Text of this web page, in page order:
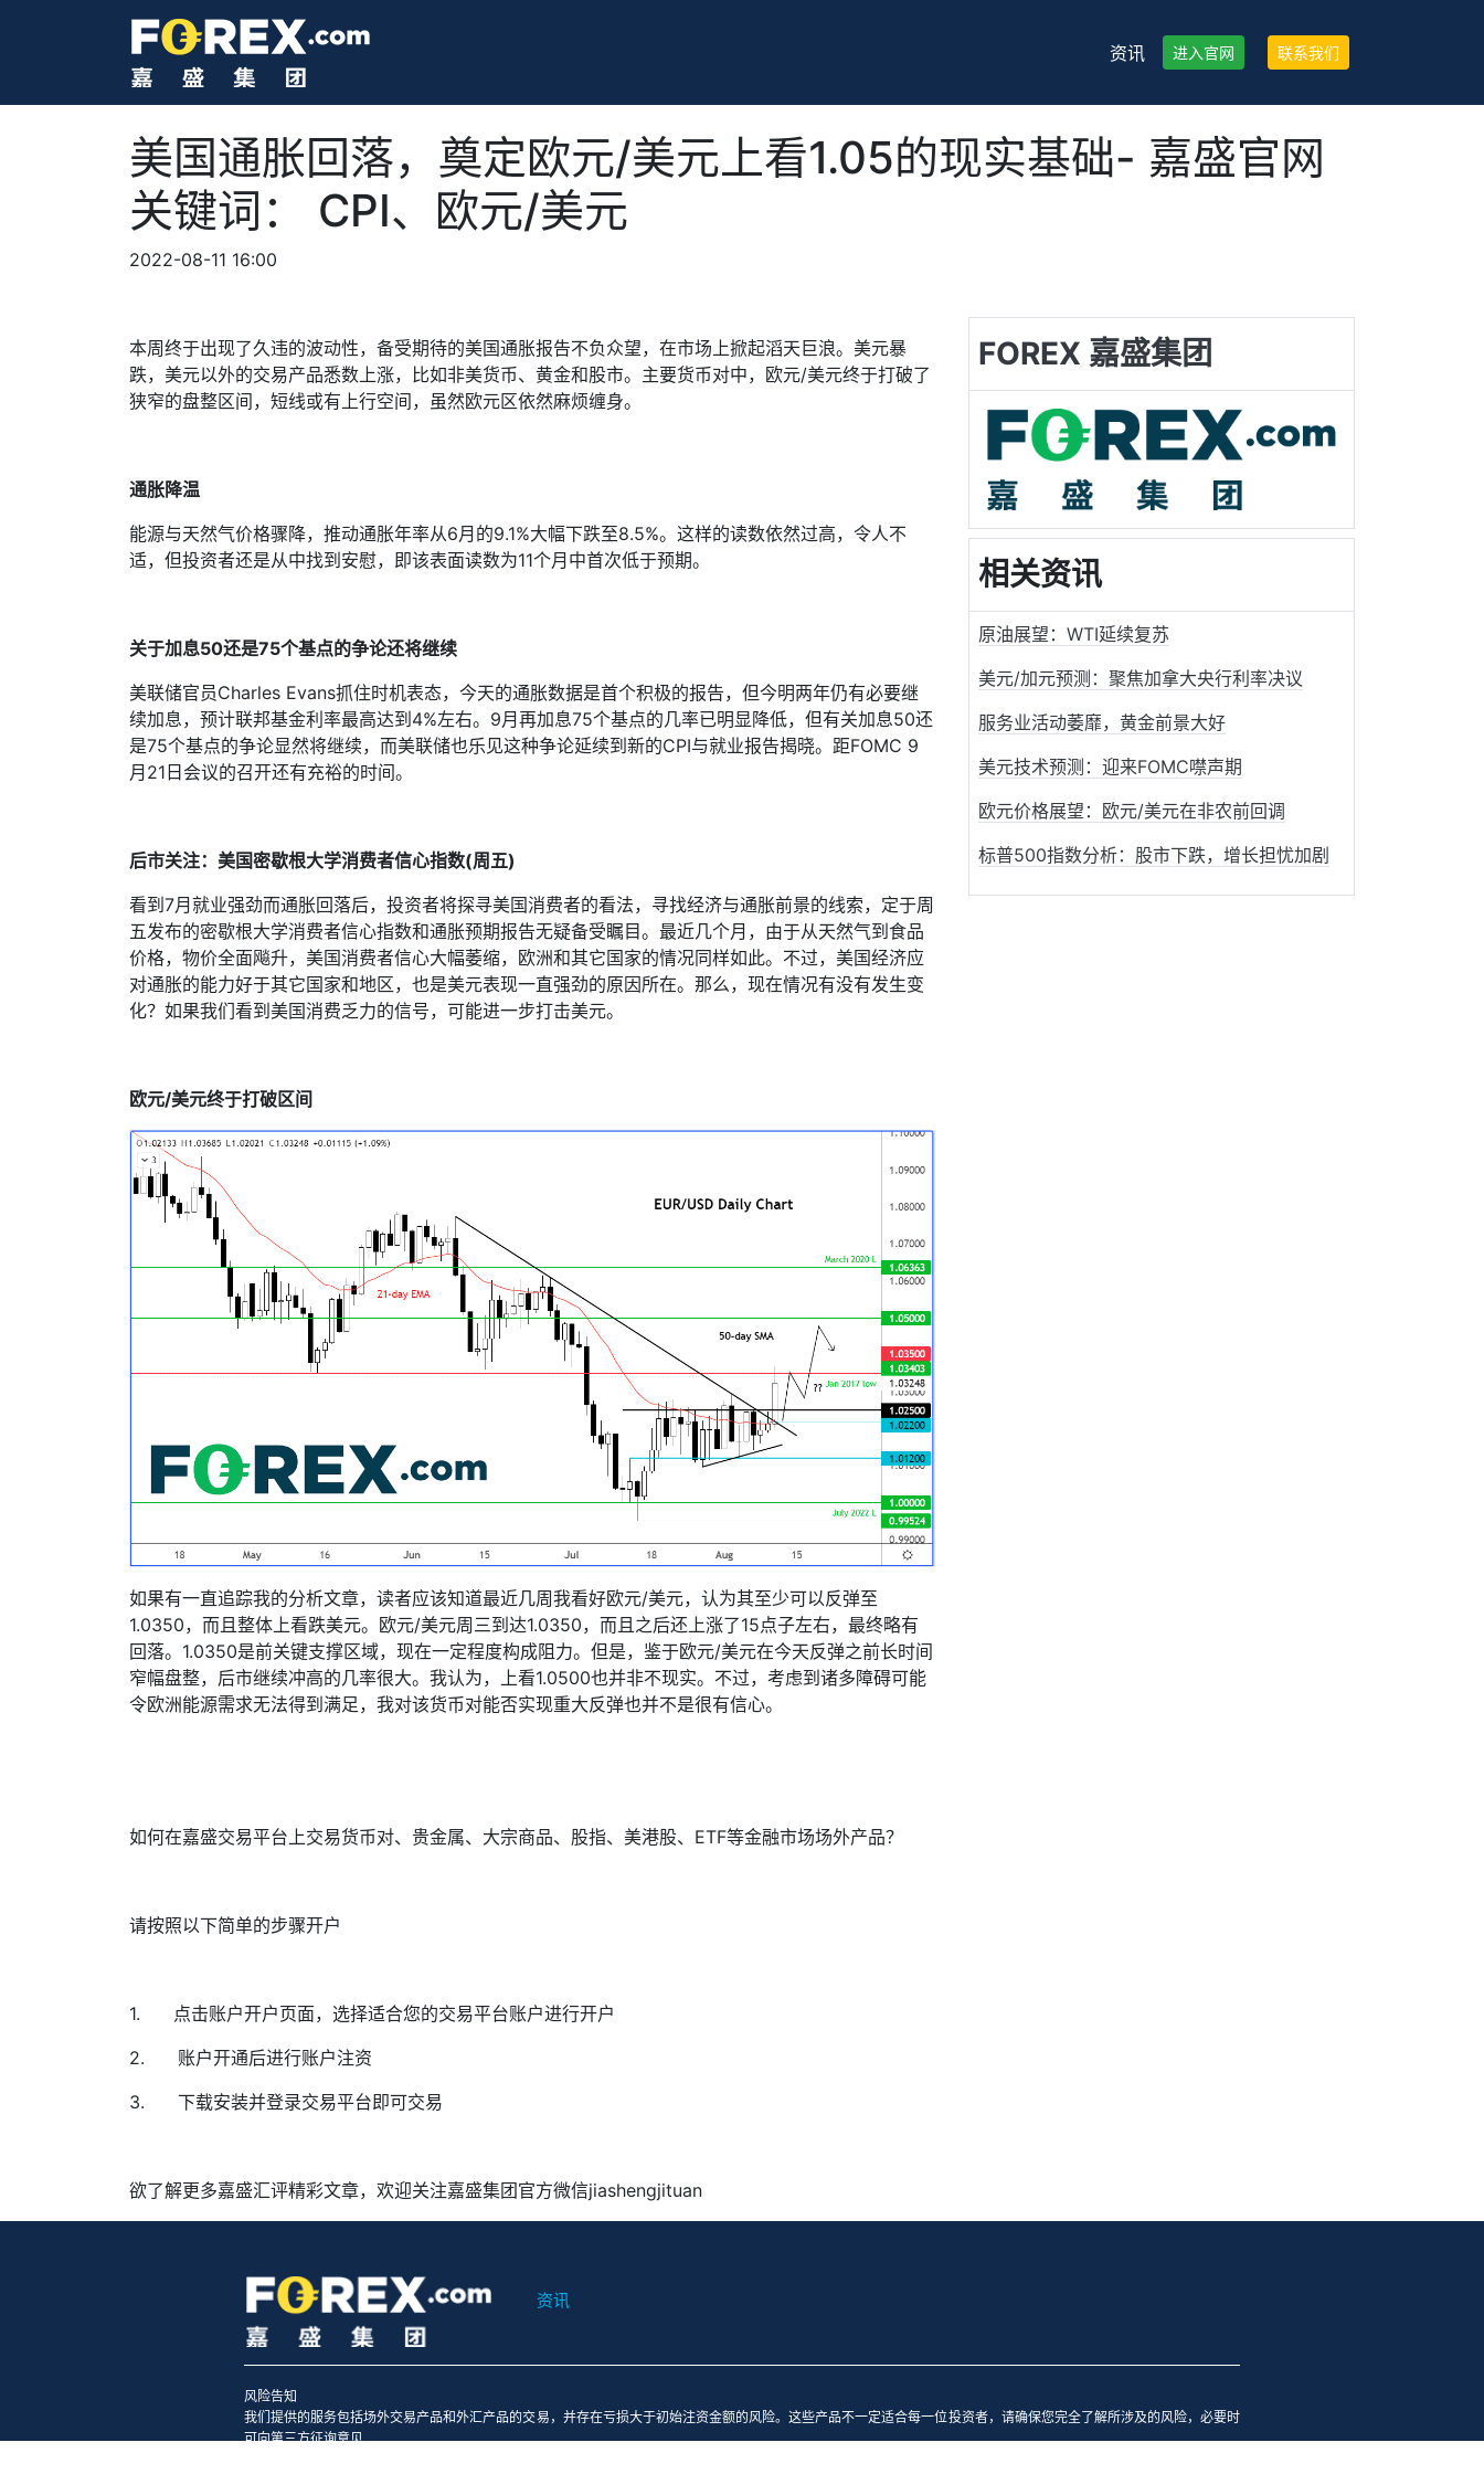
资讯 进入官网 联系我们
美国通胀回落，奠定欧元/美元上看1.05的现实基础- 嘉盛官网
关键词： CPI、欧元/美元
2022-08-11 16:00
本周终于出现了久违的波动性，备受期待的美国通胀报告不负众望，在市场上掀起滔天巨浪。美元暴
跌，美元以外的交易产品悉数上涨，比如非美货币、黄金和股市。主要货币对中，欧元/美元终于打破了
狭窄的盘整区间，短线或有上行空间，虽然欧元区依然麻烦缠身。
通胀降温
能源与天然气价格骤降，推动通胀年率从6月的9.1%大幅下跌至8.5%。这样的读数依然过高，令人不
适，但投资者还是从中找到安慰，即该表面读数为11个月中首次低于预期。
关于加息50还是75个基点的争论还将继续
美联储官员Charles Evans抓住时机表态，今天的通胀数据是首个积极的报告，但今明两年仍有必要继
续加息，预计联邦基金利率最高达到 4%左右。 9月再加息75个基点的几率已明显降低，但有关加息50还
是75个基点的争论显然将继续，而美联储也乐见这种争论延续到新的CPI与就业报告揭晓。距FOMC 9
月 21 日会议的召开还有充裕的时间。
后市关注：美国密歇根大学消费者信心指数(周五)
看到 7月就业强劲而通胀回落后，投资者将探寻美国消费者的看法，寻找经济与通胀前景的线索，定于周
五发布的密歇根大学消费者信心指数和通胀预期报告无疑备受瞩目。最近几个月，由于从天然气到食品
价格，物价全面飚升，美国消费者信心大幅萎缩，欧洲和其它国家的情况同样如此。不过，美国经济应
对通胀的能力好于其它国家和地区，也是美元表现一直强劲的原因所在。那么，现在情况有没有发生变
化？如果我们看到美国消费乏力的信号，可能进一步打击美元。
欧元/美元终于打破区间
如果有一直追踪我的分析文章，读者应该知道最近几周我看好欧元/美元，认为其至少可以反弹至
1.0350，而且整体上看跌美元。欧元/美元周三到达1.0350，而且之后还上涨了15点子左右，最终略有
回落。 1.0350是前关键支撑区域，现在一定程度构成阻力。但是，鉴于欧元/美元在今天反弹之前长时间
窄幅盘整，后市继续冲高的几率很大。我认为，上看1.0500也并非不现实。不过，考虑到诸多障碍可能
令欧洲能源需求无法得到满足，我对该货币对能否实现重大反弹也并不是很有信心。
如何在嘉盛交易平台上交易货币对、贵金属、大宗商品、股指、美港股、 ETF等金融市场场外产品？
请按照以下简单的步骤开户
1. 点击账户开户页面，选择适合您的交易平台账户进行开户
2. 账户开通后进行账户注资
3. 下载安装并登录交易平台即可交易
欲了解更多嘉盛汇评精彩文章，欢迎关注嘉盛集团官方微信jiashengjituan
FOREX 嘉盛集团
相关资讯
原油展望：WTI延续复苏
美元/加元预测：聚焦加拿大央行利率决议
服务业活动萎靡，黄金前景大好
美元技术预测：迎来FOMC噤声期
欧元价格展望：欧元/美元在非农前回调
标普500指数分析：股市下跌，增长担忧加剧
资讯
风险告知
我们提供的服务包括场外交易产品和外汇产品的交易，并存在亏损大于初始注资金额的风险。这些产品不一定适合每一位投资者，请确保您完全了解所涉及的风险，必要时
可向第三方征询意见